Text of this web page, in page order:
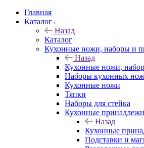
Главная
Каталог
Назад
Каталог
Кухонные ножи, наборы и
Назад
Кухонные ножи,
Наборы кухонных
Кухонные ножи
Тяпки
Наборы для стейка
Кухонные
Назад
Кухонные
Подставки и